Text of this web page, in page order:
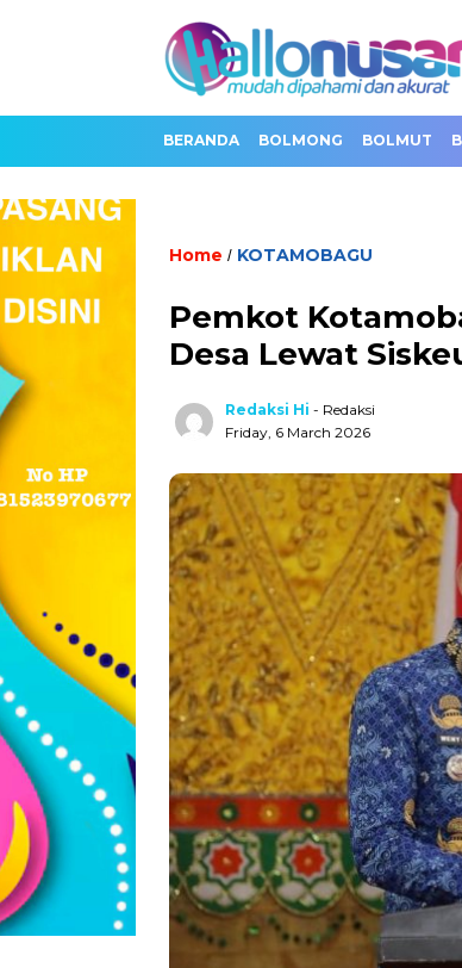
BERANDA BOLMONG BOLMUT
Home / KOTAMOBAGU
Pemkot
Desa Lewat
Redaksi Hi - Redaksi
Friday, 6 March 2026